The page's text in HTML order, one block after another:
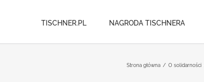
TISCHNER.PL NAGRODA TISCHNERA
Strona główna / O solidarności